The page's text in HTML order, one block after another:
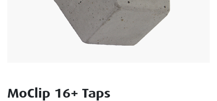
MoClip 16+ Taps